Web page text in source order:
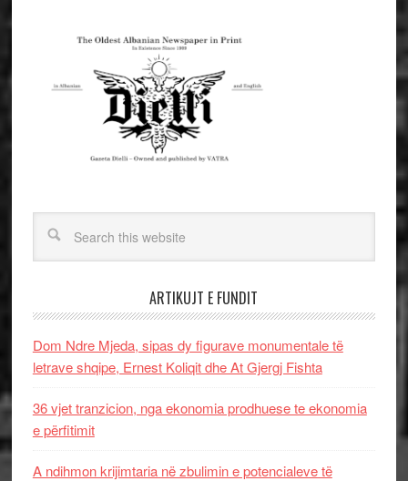
ARTIKUJT E FUNDIT
Dom Ndre Mjeda, sipas dy figurave monumentale të
letrave shqipe, Ernest Koliqit dhe At Gjergj Fishta
36 vjet tranzicion, nga ekonomia prodhuese te ekonomia
e përfitimit
A ndihmon krijimtaria në zbulimin e potencialeve të